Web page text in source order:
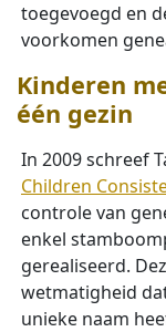
toegevoegd en
voorkomen
Kinderen
één gezin
In 2009 schreef
Children
controle van
enkel
gerealiseerd.
wetmatigheid
unieke naam